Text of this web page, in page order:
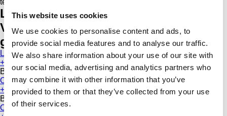
This website uses cookies
We use cookies to personalise content and ads, to
provide social media features and to analyse our traffic.
We also share information about your use of our site with
our social media, advertising and analytics partners who
may combine it with other information that you’ve
provided to them or that they’ve collected from your use
of their services.
Levering binnen 48u in heel België.
Verzekering en financiering? Das zo
geregeld.
Leplae Wervik
+32 56 31 30 67
BE 0436 387 360
Opel Leplae Oostende
+32 59 50 73 00
BE 0432 859 926
Opel Leplae Veurne